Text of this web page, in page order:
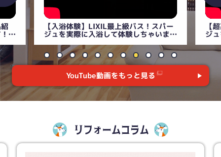
【超高級】リクシル最上級の浴室スパー
ジュを徹底解説！まるでスパ！？
【
説
YouTube動画をもっと見る
リフォームコラム